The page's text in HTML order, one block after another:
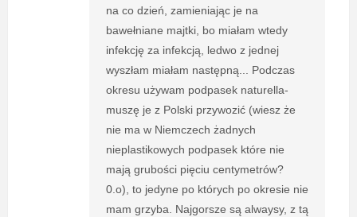
na co dzień, zamieniając je na
bawełniane majtki, bo miałam wtedy
infekcję za infekcją, ledwo z jednej
wyszłam miałam następną... Podczas
okresu używam podpasek naturella-
muszę je z Polski przywozić (wiesz że
nie ma w Niemczech żadnych
nieplastikowych podpasek które nie
mają grubości pięciu centymetrów?
0.o), to jedyne po których po okresie nie
mam grzyba. Najgorsze są alwaysy, z tą